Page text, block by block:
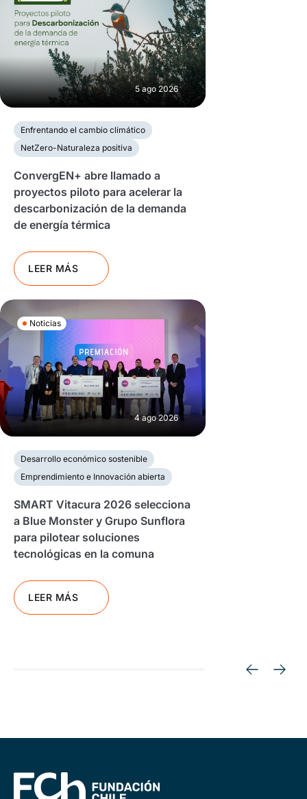
5 ago 2026
Enfrentando el cambio climático
NetZero-Naturaleza positiva
ConvergEN+ abre llamado a
proyectos piloto para acelerar la
descarbonización de la demanda
de energía térmica
LEER MÁS
Noticias
4 ago 2026
Desarrollo económico sostenible
Emprendimiento e Innovación abierta
SMART Vitacura 2026 selecciona
a Blue Monster y Grupo Sunflora
para pilotear soluciones
tecnológicas en la comuna
LEER MÁS